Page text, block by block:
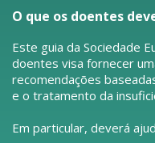
O que os doentes
Este guia da Sociedade
doentes visa fornecer
recomendações
e o tratamento da
Em particular, deverá